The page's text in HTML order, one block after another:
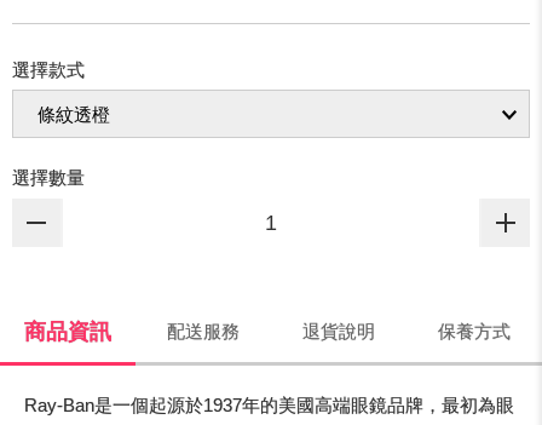
選擇款式
選擇數量
商品資訊 配送服務 退貨說明 保養方式
Ray-Ban是一個起源於1937年的美國高端眼鏡品牌，最初為眼